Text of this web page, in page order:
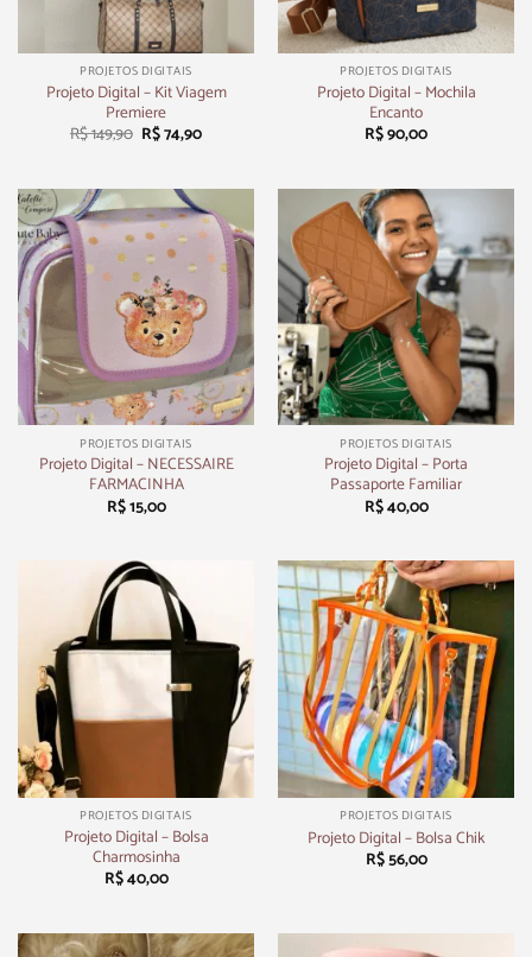
PROJETOS DIGITAIS
Projeto Digital – Kit Viagem
Premiere
R$149,90 R$74,90
PROJETOS DIGITAIS
Projeto Digital – Mochila
Encanto
R$90,00
PROJETOS DIGITAIS
Projeto Digital – NECESSAIRE
FARMACINHA
R$15,00
PROJETOS DIGITAIS
Projeto Digital – Porta
Passaporte Familiar
R$40,00
PROJETOS DIGITAIS
Projeto Digital – Bolsa
Charmosinha
R$40,00
PROJETOS DIGITAIS
Projeto Digital – Bolsa Chik
R$56,00